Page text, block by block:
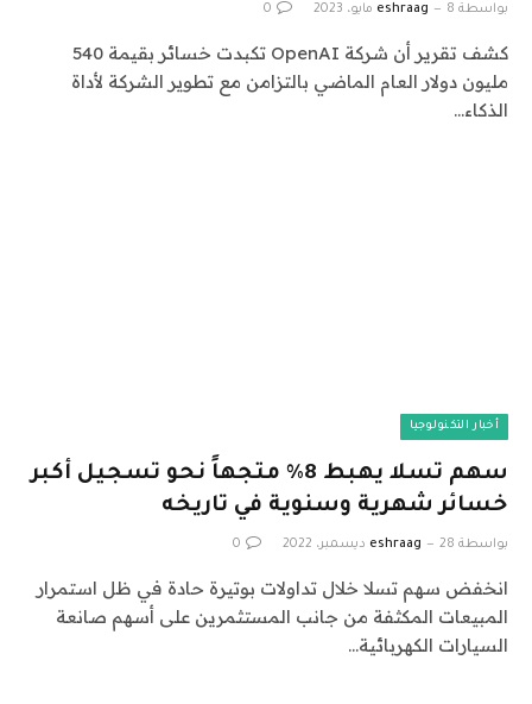
بواسطة eshraag 8 مايو، 2023 0
كشف تقرير أن شركة OpenAI تكبدت خسائر بقيمة 540
مليون دولار العام الماضي بالتزامن مع تطوير الشركة لأداة
الذكاء…
أخبار التكنولوجيا
سهم ‏تسلا يهبط 8% متجهاً نحو تسجيل أكبر
خسائر شهرية وسنوية في تاريخه
بواسطة eshraag 28 ديسمبر، 2022 0
انخفض سهم ‏تسلا خلال تداولات بوتيرة حادة في ظل استمرار
‏المبيعات المكثفة من جانب المستثمرين على أسهم صانعة
السيارات الكهربائية…